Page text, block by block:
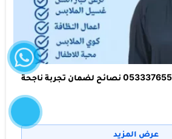
خادمة للتنازل تبوك 0533376553 نصائح لضمان تجربة ناجحة
عرض المزيد
واتساب
الآن